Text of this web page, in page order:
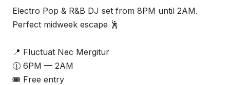
Electro Pop & R&B DJ set from 8PM until 2AM.
Perfect midweek escape 🕺
📍 Fluctuat Nec Mergitur
🕧 6PM — 2AM
🎟️ Free entry